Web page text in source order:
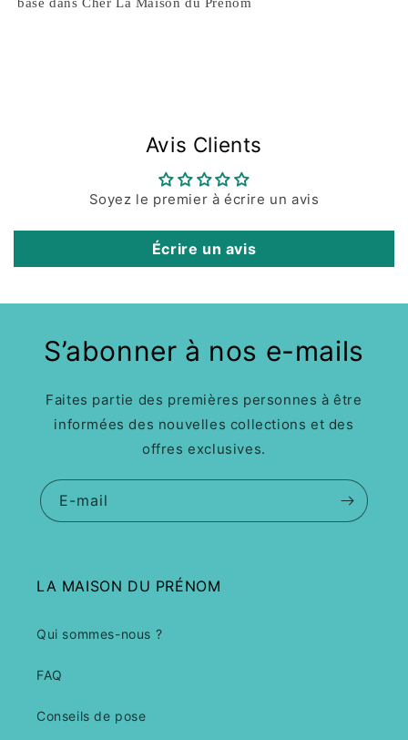
Avis Clients
Soyez le premier à écrire un avis
Écrire un avis
S’abonner à nos e-mails
Faites partie des premières personnes à être
informées des nouvelles collections et des
offres exclusives.
E-mail
LA MAISON DU PRÉNOM
Qui sommes-nous ?
FAQ
Conseils de pose